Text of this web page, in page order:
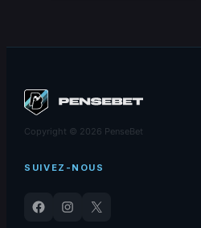
Copyright © 2026 PenseBet
SUIVEZ-NOUS
Facebook Instagram
X